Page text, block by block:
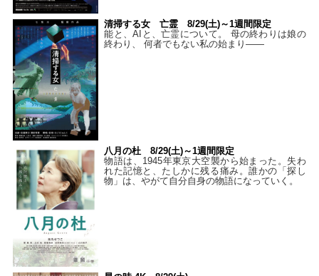
清掃する女 亡霊 8/29(土)～1週間限定
能と、AIと、亡霊について。 母の終わりは娘の
終わり、 何者でもない私の始まり――
八月の杜 8/29(土)～1週間限定
物語は、1945年東京大空襲から始まった。失わ
れた記憶と、たしかに残る痛み。誰かの「探し
物」は、やがて自分自身の物語になっていく。